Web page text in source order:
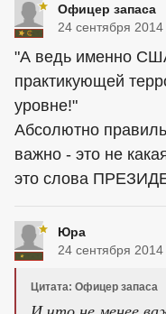
Офицер запаса
24 сентября
"А ведь именно
практикующей
уровне!"
Абсолютно
важно - это не
это слова
Юра
24 сентября
Цитата: Офицер запаса